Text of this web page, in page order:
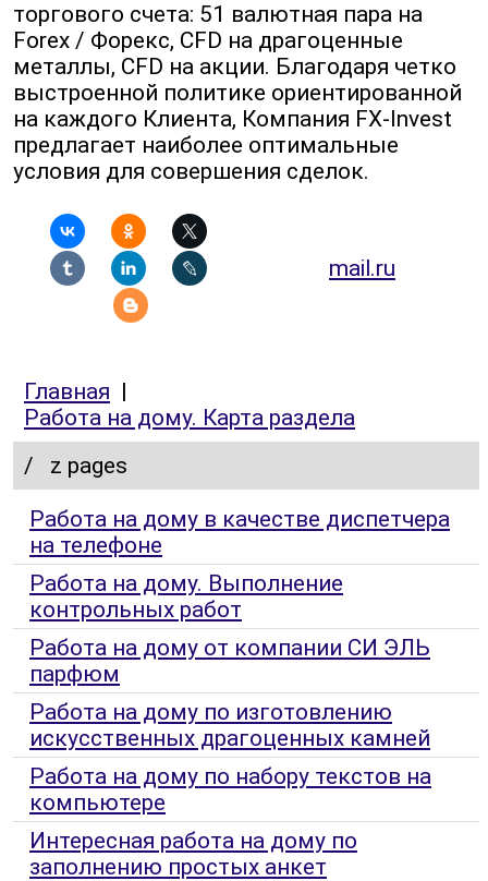
торгового счета: 51 валютная пара на
Forex / Форекс, CFD на драгоценные
металлы, CFD на акции. Благодаря четко
выстроенной политике ориентированной
на каждого Клиента, Компания FX-Invest
предлагает наиболее оптимальные
условия для совершения сделок.
mail.ru
Главная |
Работа на дому. Карта раздела
/
z pages
Работа на дому в качестве диспетчера
на телефоне
Работа на дому. Выполнение
контрольных работ
Работа на дому от компании СИ ЭЛЬ
парфюм
Работа на дому по изготовлению
искусственных драгоценных камней
Работа на дому по набору текстов на
компьютере
Интересная работа на дому по
заполнению простых анкет